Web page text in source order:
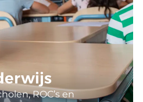
ROC’s en